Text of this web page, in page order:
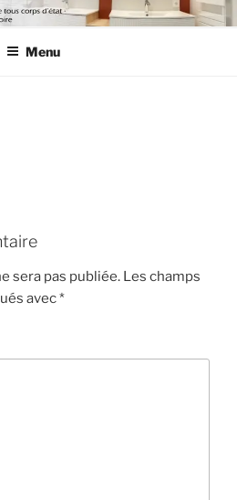
Menu
sera pas publiée. Les champs
avec*